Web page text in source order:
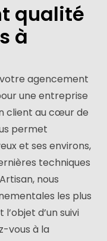
qualité
à
votre agencement
une entreprise
client au cœur de
permet
et ses environs,
techniques
nous
les plus
d’un suivi
vous à la